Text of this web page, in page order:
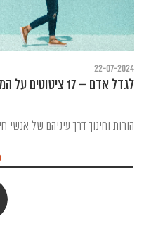
22-07-2024
לגדל אדם – 17 ציטוטים על המסע של הורות
הורות וחינוך דרך עיניהם של אנשי